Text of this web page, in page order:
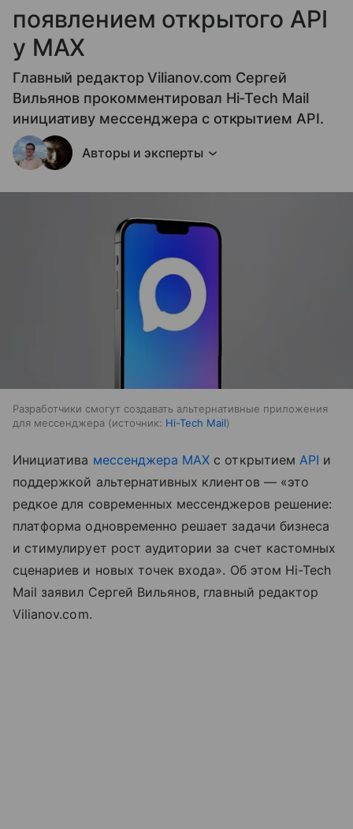
появлением открытого API
у МАХ
Главный редактор Vilianov.com Сергей
Вильянов прокомментировал Hi-Tech Mail
инициативу мессенджера с открытием API.
Авторы и эксперты
Разработчики смогут создавать альтернативные приложения
для мессенджера
источник: Hi-Tech Mail
Инициатива мессенджера MAX с открытием API и
поддержкой альтернативных клиентов — «это
редкое для современных мессенджеров решение:
платформа одновременно решает задачи бизнеса
и стимулирует рост аудитории за счет кастомных
сценариев и новых точек входа». Об этом Hi-Tech
Mail заявил Сергей Вильянов, главный редактор
Vilianov.com.